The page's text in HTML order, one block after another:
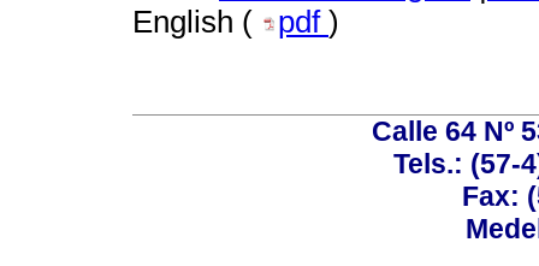
English (
pdf )
Calle 64 Nº
Tels.: (57-
Fax: